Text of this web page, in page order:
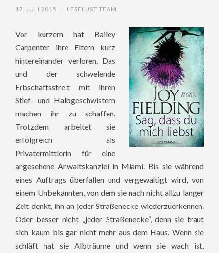
17. JULI 2015 LESELUST TEAM
Vor kurzem hat Bailey
Carpenter ihre Eltern kurz
hintereinander verloren. Das
und der schwelende
Erbschaftsstreit mit ihren
Stief- und Halbgeschwistern
machen ihr zu schaffen.
Trotzdem arbeitet sie
erfolgreich als
Privatermittlerin für eine
angesehene Anwaltskanzlei in Miami. Bis sie während
eines Auftrags überfallen und vergewaltigt wird, von
einem Unbekannten, von dem sie nach nicht allzu langer
Zeit denkt, ihn an jeder Straßenecke wiederzuerkennen.
Oder besser nicht „jeder Straßenecke“, denn sie traut
sich kaum bis gar nicht mehr aus dem Haus. Wenn sie
schläft hat sie Albträume und wenn sie wach ist,